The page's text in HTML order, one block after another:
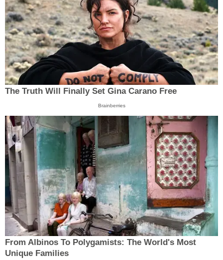
The Truth Will Finally Set Gina Carano Free
Brainberries
From Albinos To Polygamists: The World's Most
Unique Families